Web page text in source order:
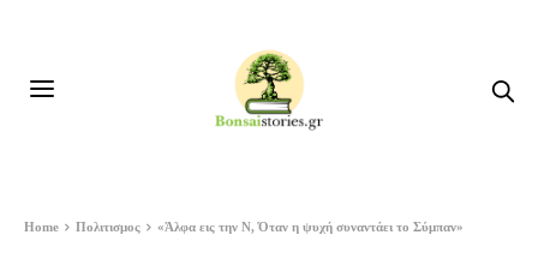
Home Πολιτισμος «Άλφα εις την Ν, Όταν η ψυχή συναντάει το Σύμπαν»